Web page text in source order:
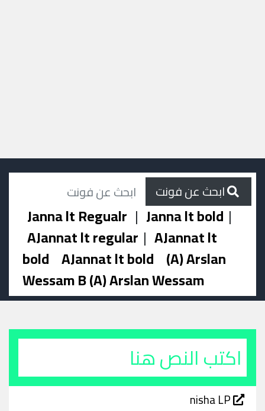
Janna lt Regualr | Janna lt bold |
AJannat lt regular | AJannat lt
bold AJannat lt bold (A) Arslan
Wessam B (A) Arslan Wessam
nisha LP